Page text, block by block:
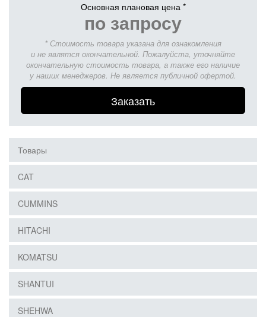
Основная плановая цена *
по запросу
* Стоимость товара указана для ознакомления
и не являтся окончательной. Пожалуйста, уточняйте
окончательную стоимость товара, а также его наличие
у наших менеджеров. Не является публичной офертой.
Заказать
Товары
CAT
CUMMINS
HITACHI
KOMATSU
SHANTUI
SHEHWA